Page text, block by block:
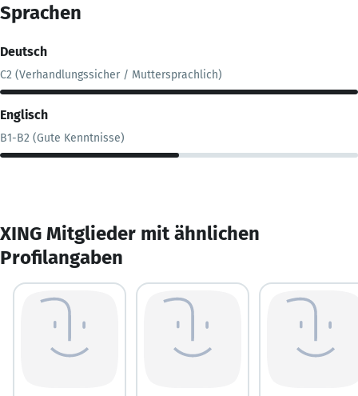
Sprachen
Deutsch
C2 (Verhandlungssicher / Muttersprachlich)
Englisch
B1-B2 (Gute Kenntnisse)
XING Mitglieder mit ähnlichen
Profilangaben